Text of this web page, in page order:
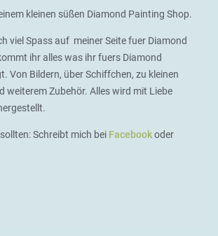
kleinen süßen Diamond Painting Shop.
viel Spass auf meiner Seite fuer Diamond
ihr alles was ihr fuers Diamond
Von Bildern, über Schiffchen, zu kleinen
weiterem Zubehör. Alles wird mit Liebe
Schreibt mich bei Facebookoder